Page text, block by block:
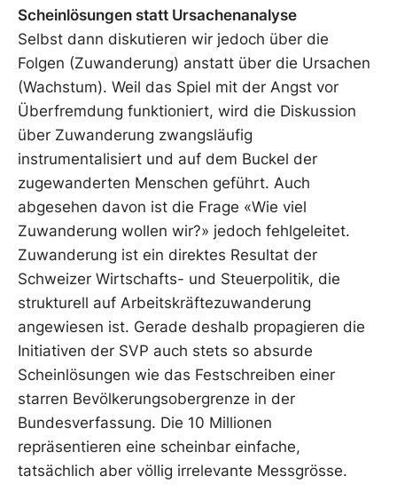
Scheinlösungen statt Ursachenanalyse
Selbst dann diskutieren wir jedoch über die
Folgen (Zuwanderung) anstatt über die Ursachen
(Wachstum). Weil das Spiel mit der Angst vor
Überfremdung funktioniert, wird die Diskussion
über Zuwanderung zwangsläufig
instrumentalisiert und auf dem Buckel der
zugewanderten Menschen geführt. Auch
abgesehen davon ist die Frage «Wie viel
Zuwanderung wollen wir?» jedoch fehlgeleitet.
Zuwanderung ist ein direktes Resultat der
Schweizer Wirtschafts- und Steuerpolitik, die
strukturell auf Arbeitskräftezuwanderung
angewiesen ist. Gerade deshalb propagieren die
Initiativen der SVP auch stets so absurde
Scheinlösungen wie das Festschreiben einer
starren Bevölkerungsobergrenze in der
Bundesverfassung. Die 10 Millionen
repräsentieren eine scheinbar einfache,
tatsächlich aber völlig irrelevante Messgrösse.